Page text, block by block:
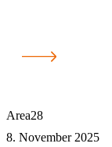
Area28
8. November 2025